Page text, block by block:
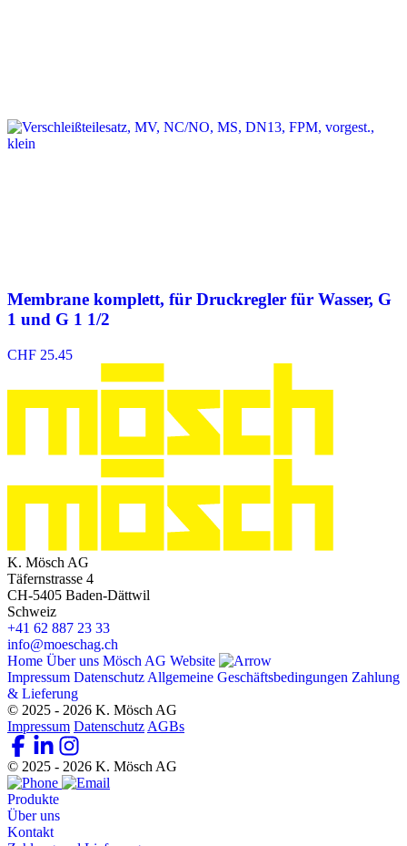
Membrane komplett, für Druckregler für Wasser, G
1 und G 1 1/2
CHF 25.45
K. Mösch AG
Täfernstrasse 4
CH-5405 Baden-Dättwil
Schweiz
+41 62 887 23 33
info@moeschag.ch
Home Über uns Mösch AG Website
Impressum Datenschutz Allgemeine Geschäftsbedingungen Zahlung
& Lieferung
© 2025 - 2026 K. Mösch AG
Impressum Datenschutz AGBs
© 2025 - 2026 K. Mösch AG
Produkte
Über uns
Kontakt